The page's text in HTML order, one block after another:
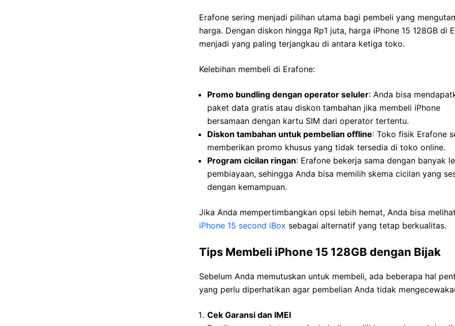
Erafone sering menjadi pilihan utama bagi pembeli yang
harga. Dengan diskon hingga Rp1 juta, harga iPhone 15 128GB di
menjadi yang paling terjangkau di antara ketiga toko.
Kelebihan membeli di Erafone:
Promo bundling dengan operator seluler: Anda bisa
paket data gratis atau diskon tambahan jika membeli iPhone
bersamaan dengan kartu SIM dari operator tertentu.
Diskon tambahan untuk pembelian offline: Toko fisik Erafone
memberikan promo khusus yang tidak tersedia di toko online.
Program cicilan ringan: Erafone bekerja sama dengan banyak
pembiayaan, sehingga Anda bisa memilih skema cicilan yang
dengan kemampuan.
Jika Anda mempertimbangkan opsi lebih hemat, Anda bisa melihat
iPhone 15 second iBox sebagai alternatif yang tetap berkualitas.
Tips Membeli iPhone 15 128GB dengan Bijak
Sebelum Anda memutuskan untuk membeli, ada beberapa hal
yang perlu diperhatikan agar pembelian Anda tidak
Cek Garansi dan IMEI